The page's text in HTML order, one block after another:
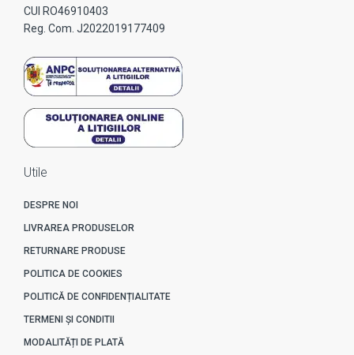
CUI RO46910403
Reg. Com. J2022019177409
Utile
DESPRE NOI
LIVRAREA PRODUSELOR
RETURNARE PRODUSE
POLITICA DE COOKIES
POLITICĂ DE CONFIDENȚIALITATE
TERMENI ȘI CONDITII
MODALITĂȚI DE PLATĂ